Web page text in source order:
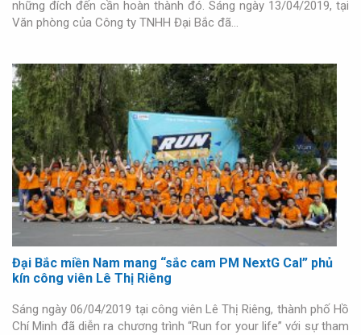
những đích đến cần hoàn thành đó. Sáng ngày 13/04/2019, tại
Văn phòng của Công ty TNHH Đại Bắc đã…
Đại Bắc miền Nam mang “sắc cam PM NextG Cal” phủ
kín công viên Lê Thị Riêng
Sáng ngày 06/04/2019 tại công viên Lê Thị Riêng, thành phố Hồ
Chí Minh đã diễn ra chương trình “Run for your life” với sự tham